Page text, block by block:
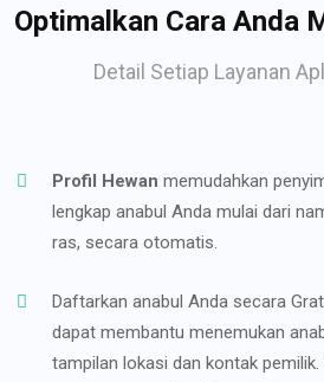
Optimalkan Cara Anda
Detail Setiap Layanan
Profil Hewan memudahkan
lengkap anabul Anda mulai dari
ras, secara otomatis.
Daftarkan anabul Anda secara
dapat membantu menemukan
tampilan lokasi dan kontak